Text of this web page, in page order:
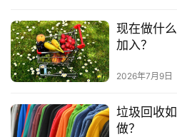
首
现在做什
加入？
2026年7月9日
垃圾回收
做？